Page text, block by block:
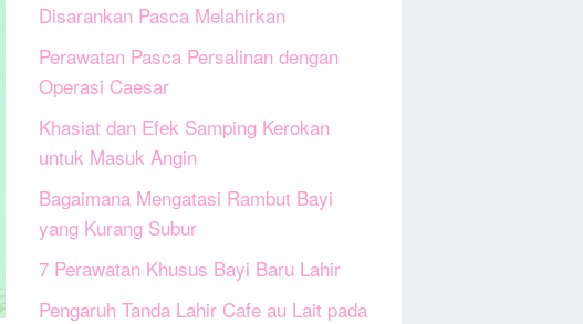
Disarankan Pasca Melahirkan
Perawatan Pasca Persalinan dengan
Operasi Caesar
Khasiat dan Efek Samping Kerokan
untuk Masuk Angin
Bagaimana Mengatasi Rambut Bayi
yang Kurang Subur
7 Perawatan Khusus Bayi Baru Lahir
Pengaruh Tanda Lahir Cafe au Lait pada